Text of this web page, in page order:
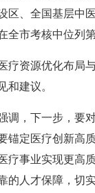
区、全国基层中
市考核中位列第
疗资源优化布局
和建议。
，下一步，要
定医疗创新高
事业实现更高
的人才保障，切